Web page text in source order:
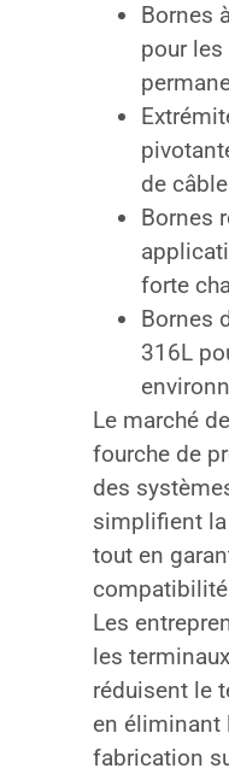
Bornes
pour
de
Bornes
forte
Bornes
316L
Le marché
fourche de
des
simplifient
tout en
Les
les
réduisent le
en éliminant
fabrication